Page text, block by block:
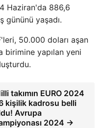
Haziran'da 886,6
yaşadı.
50.000 doları aşan
birimine yapılan yeni
takımın EURO 2024
kişilik kadrosu belli
Avrupa
2024 →